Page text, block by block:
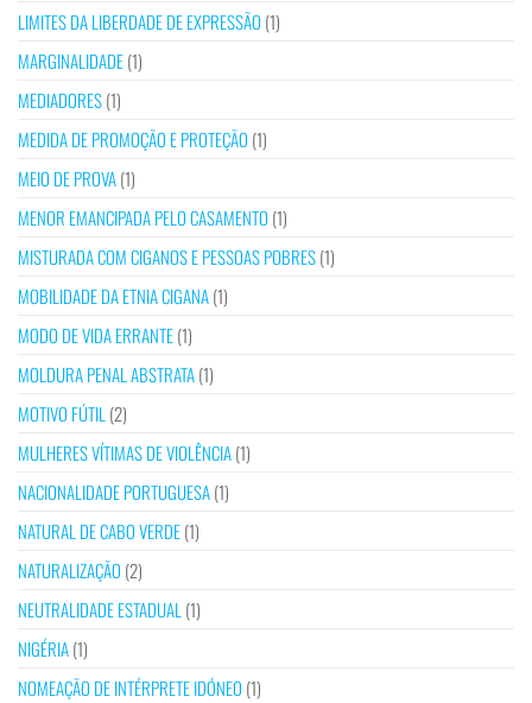
LIMITES DA LIBERDADE DE EXPRESSÃO (1)
MARGINALIDADE(1)
MEDIADORES(1)
MEDIDA DE PROMOÇÃO E PROTEÇÃO (1)
MEIO DE PROVA(1)
MENOR EMANCIPADA PELO CASAMENTO (1)
MISTURADA COM CIGANOS E PESSOAS POBRES(1)
MOBILIDADE DA ETNIA CIGANA(1)
MODO DE VIDA ERRANTE(1)
MOLDURA PENAL ABSTRATA(1)
MOTIVO FÚTIL (2)
MULHERES VÍTIMAS DE VIOLÊNCIA(1)
NACIONALIDADE PORTUGUESA(1)
NATURAL DE CABO VERDE(1)
NATURALIZAÇÃO (2)
NEUTRALIDADE ESTADUAL (1)
NIGÉRIA(1)
NOMEAÇÃO DE INTÉRPRETE IDÓNEO (1)